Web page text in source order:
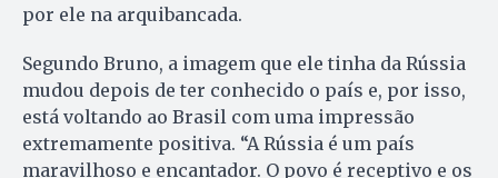
por ele na arquibancada.
Segundo Bruno, a imagem que ele tinha da Rússia
mudou depois de ter conhecido o país e, por isso,
está voltando ao Brasil com uma impressão
extremamente positiva. “A Rússia é um país
maravilhoso e encantador. O povo é receptivo e os